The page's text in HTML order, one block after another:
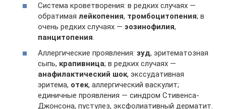
Система кроветворения: в редких случаях —
обратимая лейкопения, тромбоцитопения; в
очень редких случаях — эозинофилия,
панцитопения.
Аллергические проявления: зуд, эритематозная
сыпь, крапивница; в редких случаях —
анафилактический шок, экссудативная
эритема, отек, аллергический васкулит;
единичные проявления — синдром Стивенса-
Джонсона, пустулез, эксфолиативный дерматит.